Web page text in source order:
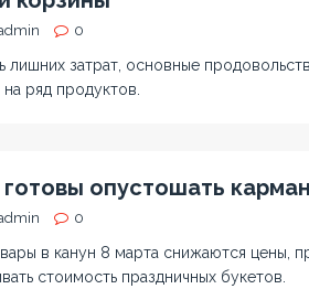
0
лишних затрат, основные
ряд продуктов.
опустошать
0
в канун 8 марта снижаются цены,
стоимость праздничных букетов.